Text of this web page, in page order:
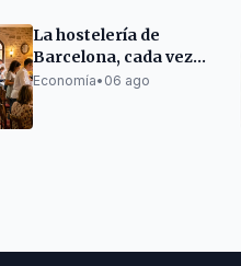
La hostelería de
Barcelona, cada vez
más extranjera
Economía• 06 ago